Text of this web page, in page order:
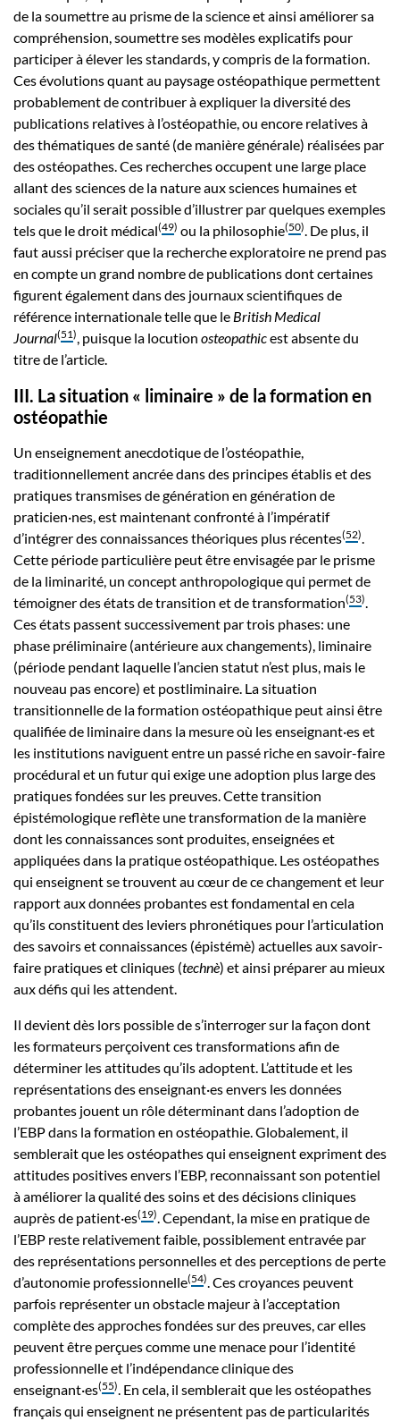
de la soumettre au prisme de la science et ainsi améliorer sa
compréhension, soumettre ses modèles explicatifs pour
participer à élever les standards, y compris de la formation.
Ces évolutions quant au paysage ostéopathique permettent
probablement de contribuer à expliquer la diversité des
publications relatives à l’ostéopathie, ou encore relatives à
des thématiques de santé (de manière générale) réalisées par
des ostéopathes. Ces recherches occupent une large place
allant des sciences de la nature aux sciences humaines et
sociales qu’il serait possible d’illustrer par quelques exemples
tels que le droit médical(49) ou la philosophie(50). De plus, il
faut aussi préciser que la recherche exploratoire ne prend pas
en compte un grand nombre de publications dont certaines
figurent également dans des journaux scientifiques de
référence internationale telle que le British Medical
Journal(51), puisque la locution osteopathicest absente du
titre de l’article.
III. La situation « liminaire » de la formation en
ostéopathie
Un enseignement anecdotique de l’ostéopathie,
traditionnellement ancrée dans des principes établis et des
pratiques transmises de génération en génération de
praticien·nes, est maintenant confronté à l’impératif
d’intégrer des connaissances théoriques plus récentes(52).
Cette période particulière peut être envisagée par le prisme
de la liminarité, un concept anthropologique qui permet de
témoigner des états de transition et de transformation(53).
Ces états passent successivement par trois phases: une
phase préliminaire (antérieure aux changements), liminaire
(période pendant laquelle l’ancien statut n’est plus, mais le
nouveau pas encore) et postliminaire. La situation
transitionnelle de la formation ostéopathique peut ainsi être
qualifiée de liminaire dans la mesure où les enseignant·es et
les institutions naviguent entre un passé riche en savoir-faire
procédural et un futur qui exige une adoption plus large des
pratiques fondées sur les preuves. Cette transition
épistémologique reflète une transformation de la manière
dont les connaissances sont produites, enseignées et
appliquées dans la pratique ostéopathique. Les ostéopathes
qui enseignent se trouvent au cœur de ce changement et leur
rapport aux données probantes est fondamental en cela
qu’ils constituent des leviers phronétiques pour l’articulation
des savoirs et connaissances (épistémè) actuelles aux savoir-
faire pratiques et cliniques (technè) et ainsi préparer au mieux
aux défis qui les attendent.
Il devient dès lors possible de s’interroger sur la façon dont
les formateurs perçoivent ces transformations afin de
déterminer les attitudes qu’ils adoptent. L’attitude et les
représentations des enseignant·es envers les données
probantes jouent un rôle déterminant dans l’adoption de
l’EBP dans la formation en ostéopathie. Globalement, il
semblerait que les ostéopathes qui enseignent expriment des
attitudes positives envers l’EBP, reconnaissant son potentiel
à améliorer la qualité des soins et des décisions cliniques
auprès de patient·es(19). Cependant, la mise en pratique de
l’EBP reste relativement faible, possiblement entravée par
des représentations personnelles et des perceptions de perte
d’autonomie professionnelle(54). Ces croyances peuvent
parfois représenter un obstacle majeur à l’acceptation
complète des approches fondées sur des preuves, car elles
peuvent être perçues comme une menace pour l’identité
professionnelle et l’indépendance clinique des
enseignant·es(55). En cela, il semblerait que les ostéopathes
français qui enseignent ne présentent pas de particularités